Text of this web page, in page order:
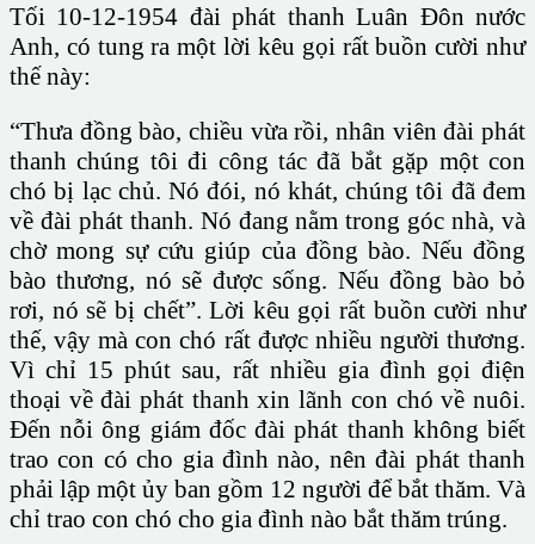
Tối 10-12-1954 đài phát thanh Luân Đôn nước
Anh, có tung ra một lời kêu gọi rất buồn cười như
thế này:
“Thưa đồng bào, chiều vừa rồi, nhân viên đài phát
thanh chúng tôi đi công tác đã bắt gặp một con
chó bị lạc chủ. Nó đói, nó khát, chúng tôi đã đem
về đài phát thanh. Nó đang nằm trong góc nhà, và
chờ mong sự cứu giúp của đồng bào. Nếu đồng
bào thương, nó sẽ được sống. Nếu đồng bào bỏ
rơi, nó sẽ bị chết”. Lời kêu gọi rất buồn cười như
thế, vậy mà con chó rất được nhiều người thương.
Vì chỉ 15 phút sau, rất nhiều gia đình gọi điện
thoại về đài phát thanh xin lãnh con chó về nuôi.
Đến nỗi ông giám đốc đài phát thanh không biết
trao con có cho gia đình nào, nên đài phát thanh
phải lập một ủy ban gồm 12 người để bắt thăm. Và
chỉ trao con chó cho gia đình nào bắt thăm trúng.